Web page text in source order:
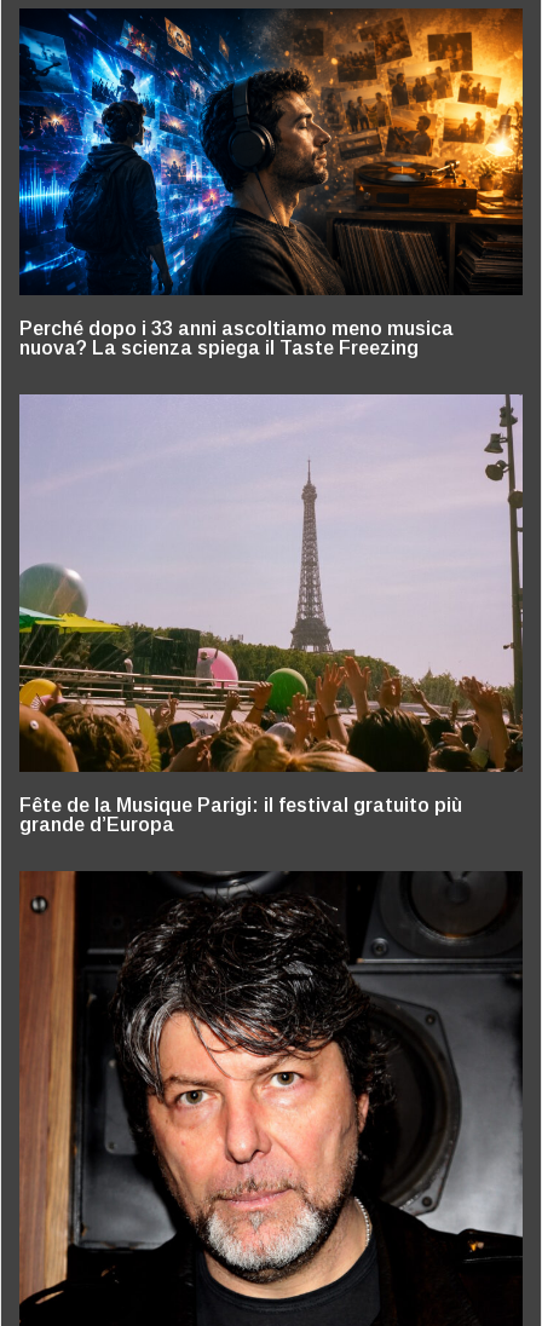
Perché dopo i 33 anni ascoltiamo meno musica
nuova? La scienza spiega il Taste Freezing
Fête de la Musique Parigi: il festival gratuito più
grande d’Europa